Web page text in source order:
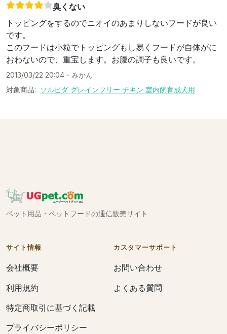
臭くない
トッピングをするのでニオイのあまりしないフードが良い
です。
このフードは小粒でトッピングもし易くフードが自体がに
おわないので、重宝します。お腹の調子も良いです。
2013/03/22 20:04 ・ みかん
対象商品:
ソルビダ グレインフリー チキン 室内飼育成犬用
ペット用品・ペットフードの通信販売サイト
サイト情報
会社概要
利用規約
特定商取引に基づく記載
プライバシーポリシー
カスタマーサポート
お問い合わせ
よくある質問